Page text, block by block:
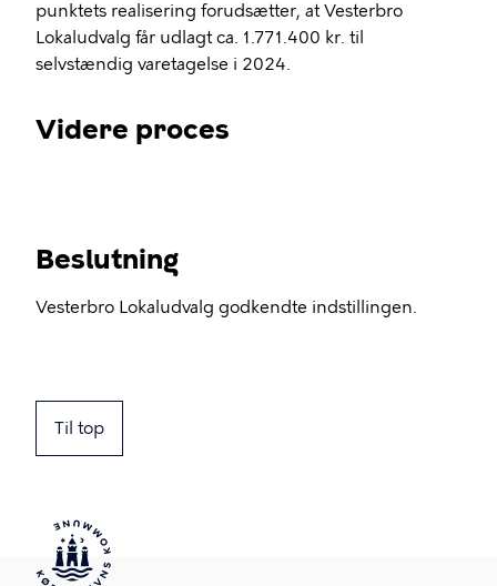
punktets realisering forudsætter, at Vesterbro
Lokaludvalg får udlagt ca. 1.771.400 kr. til
selvstændig varetagelse i 2024.
Videre proces
Beslutning
Vesterbro Lokaludvalg godkendte indstillingen.
Til top